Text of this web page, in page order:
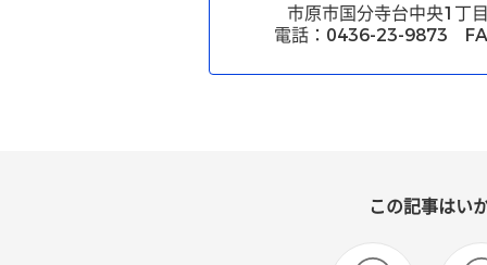
市原市国分寺台中央1丁
電話：0436-23-9873
この記事はい